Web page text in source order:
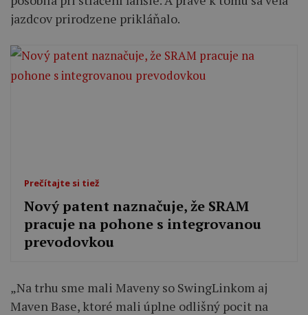
jazdcov prirodzene prikláňalo.
Prečítajte si tiež
Nový patent naznačuje, že SRAM
pracuje na pohone s integrovanou
prevodovkou
„Na trhu sme mali Maveny so SwingLinkom aj
Maven Base, ktoré mali úplne odlišný pocit na